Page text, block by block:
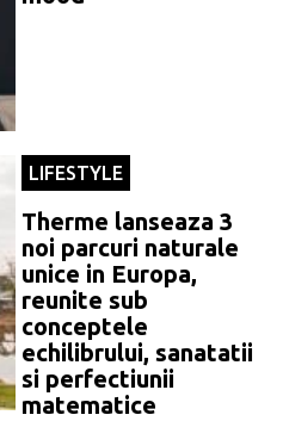
LIFESTYLE
Therme lanseaza 3
noi parcuri naturale
unice in Europa,
reunite sub
conceptele
echilibrului, sanatatii
si perfectiunii
matematice